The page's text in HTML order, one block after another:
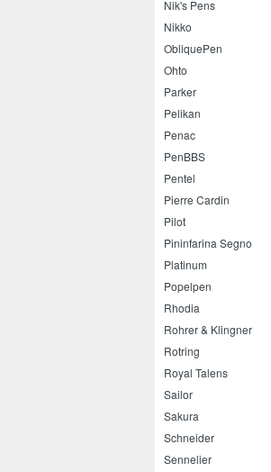
Nik's Pens
Nikko
ObliquePen
Ohto
Parker
Pelikan
Penac
PenBBS
Pentel
Pierre Cardin
Pilot
Pininfarina Segno
Platinum
Popelpen
Rhodia
Rohrer & Klingner
Rotring
Royal Talens
Sailor
Sakura
Schneider
Sennelier